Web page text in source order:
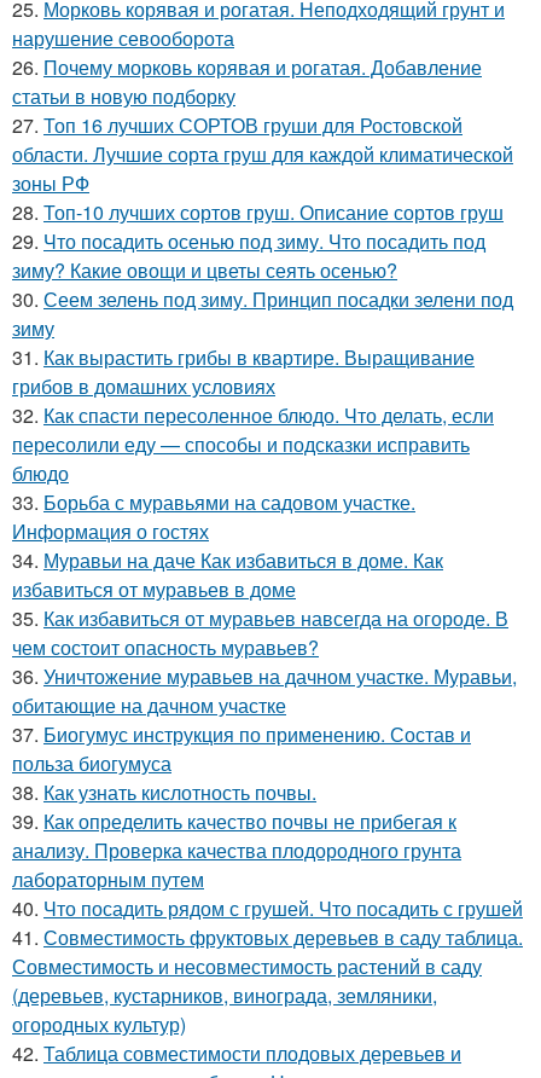
25. Морковь корявая и рогатая. Неподходящий грунт и
нарушение севооборота
26. Почему морковь корявая и рогатая. Добавление
статьи в новую подборку
27. Топ 16 лучших СОРТОВ груши для Ростовской
области. Лучшие сорта груш для каждой климатической
зоны РФ
28. Топ-10 лучших сортов груш. Описание сортов груш
29. Что посадить осенью под зиму. Что посадить под
зиму? Какие овощи и цветы сеять осенью?
30. Сеем зелень под зиму. Принцип посадки зелени под
зиму
31. Как вырастить грибы в квартире. Выращивание
грибов в домашних условиях
32. Как спасти пересоленное блюдо. Что делать, если
пересолили еду — способы и подсказки исправить
блюдо
33. Борьба с муравьями на садовом участке.
Информация о гостях
34. Муравьи на даче Как избавиться в доме. Как
избавиться от муравьев в доме
35. Как избавиться от муравьев навсегда на огороде. В
чем состоит опасность муравьев?
36. Уничтожение муравьев на дачном участке. Муравьи,
обитающие на дачном участке
37. Биогумус инструкция по применению. Состав и
польза биогумуса
38. Как узнать кислотность почвы.
39. Как определить качество почвы не прибегая к
анализу. Проверка качества плодородного грунта
лабораторным путем
40. Что посадить рядом с грушей. Что посадить с грушей
41. Совместимость фруктовых деревьев в саду таблица.
Совместимость и несовместимость растений в саду
(деревьев, кустарников, винограда, земляники,
огородных культур)
42. Таблица совместимости плодовых деревьев и